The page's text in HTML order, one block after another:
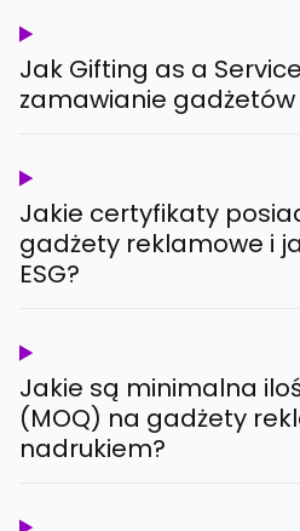
Jak Gifting as a
zamawianie
Jakie certyfikaty
gadżety reklamowe i
ESG?
Jakie są minimalna
(MOQ) na gadżety
nadrukiem?